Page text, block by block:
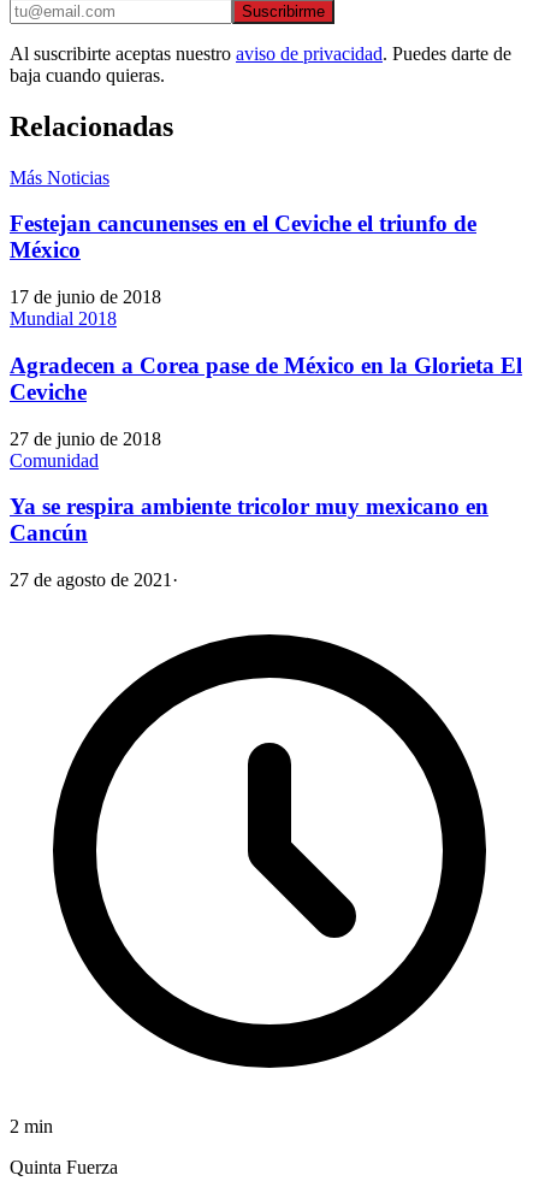
Suscribirme
Al suscribirte aceptas nuestro aviso de privacidad. Puedes darte de
baja cuando quieras.
Relacionadas
Más Noticias
Festejan cancunenses en el Ceviche el triunfo de
México
17 de junio de 2018
Mundial 2018
Agradecen a Corea pase de México en la Glorieta El
Ceviche
27 de junio de 2018
Comunidad
Ya se respira ambiente tricolor muy mexicano en
Cancún
27 de agosto de 2021 ·
2 min
Quinta Fuerza